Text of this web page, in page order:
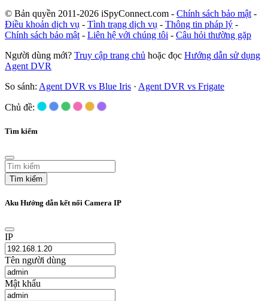
© Bản quyền 2011-2026 iSpyConnect.com - Chính sách bảo mật -
Điều khoản dịch vụ - Tình trạng dịch vụ - Thông tin pháp lý -
Chính sách bảo mật - Liên hệ với chúng tôi - Câu hỏi thường gặp
Người dùng mới? Truy cập trang chủ hoặc đọc Hướng dẫn sử dụng
Agent DVR
So sánh: Agent DVR vs Blue Iris · Agent DVR vs Frigate
Chủ đề:
Tìm kiếm
Tìm kiếm
Aku Hướng dẫn kết nối Camera IP
IP
Tên người dùng
Mật khẩu